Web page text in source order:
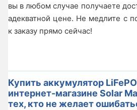
вы в любом случае получаете
адекватной цене. Не медлите с
к заказу прямо сейчас!
Купить аккумулятор
интернет-магазине Solar
тех, кто не желает